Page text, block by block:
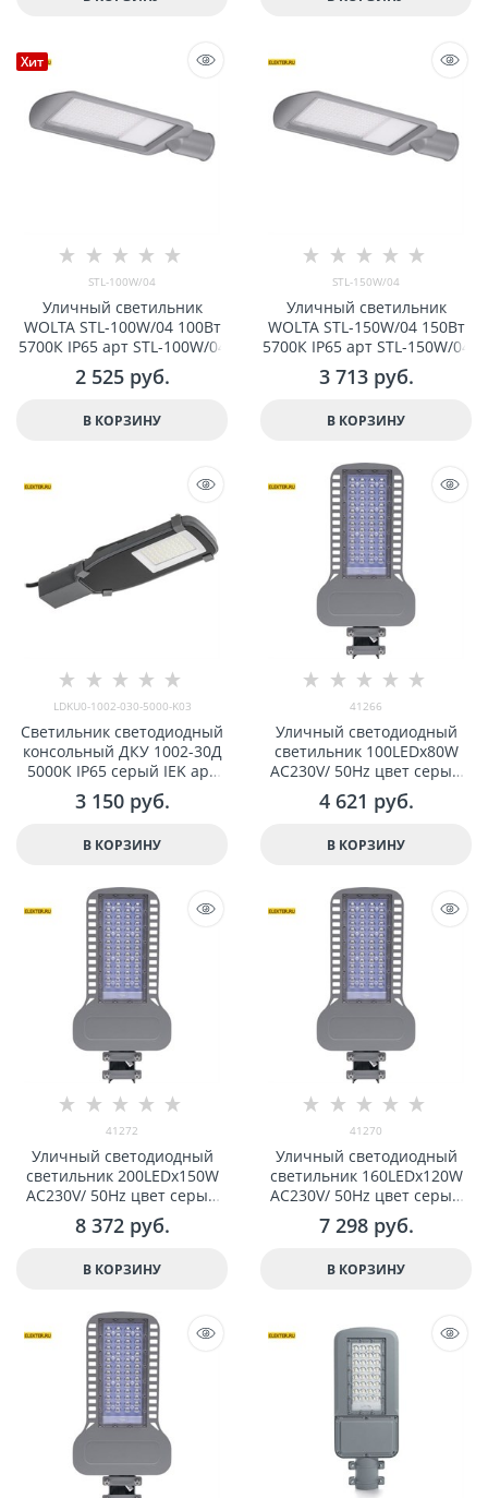
Хит
STL-100W/04
Уличный светильник
WOLTA STL-100W/04 100Вт
5700К IP65 арт STL-100W/04
2 525 руб.
В КОРЗИНУ
STL-150W/04
Уличный светильник
WOLTA STL-150W/04 150Вт
5700К IP65 арт STL-150W/04
3 713 руб.
В КОРЗИНУ
LDKU0-1002-030-5000-K03
Светильник светодиодный
консольный ДКУ 1002-30Д
5000К IP65 серый IEK арт
LDKU0-1002-030-5000-K03
3 150 руб.
В КОРЗИНУ
41266
Уличный светодиодный
светильник 100LEDx80W
AC230V/ 50Hz цвет серый
(IP65), SP3050 арт 41266
4 621 руб.
В КОРЗИНУ
41272
Уличный светодиодный
светильник 200LEDx150W
AC230V/ 50Hz цвет серый
(IP65), SP3050 арт 41272
8 372 руб.
В КОРЗИНУ
41270
Уличный светодиодный
светильник 160LEDx120W
AC230V/ 50Hz цвет серый
(IP65), SP3050 арт 41270
7 298 руб.
В КОРЗИНУ